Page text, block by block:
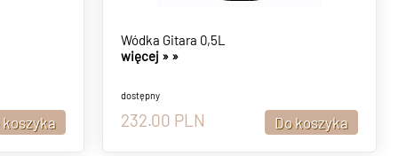
Wódka Gitara 0,5L
więcej » »
dostępny
232.00 PLN